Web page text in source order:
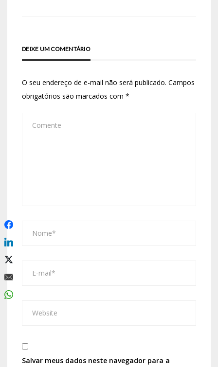
DEIXE UM COMENTÁRIO
O seu endereço de e-mail não será publicado. Campos
obrigatórios são marcados com *
Salvar meus dados neste navegador para a